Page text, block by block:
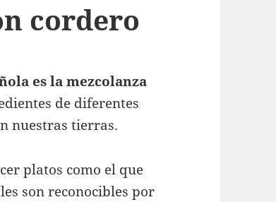
cordero
es la mezcolanza
de diferentes
nuestras tierras.
platos como el que
son reconocibles por